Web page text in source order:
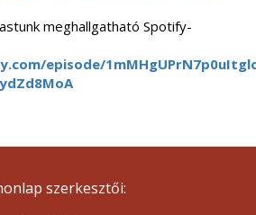
meghallgatható Spotify-
episode/
szerkesztői: